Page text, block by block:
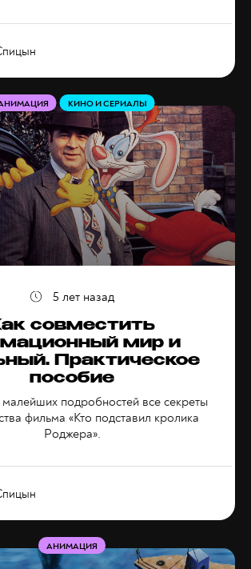
совместить
мир и
Практическое
пособие
подробностей все секреты
фильма «Кто подставил кролика
Роджера».
КИНО И СЕРИАЛЫ
5 лет назад
АНИМАЦИЯ